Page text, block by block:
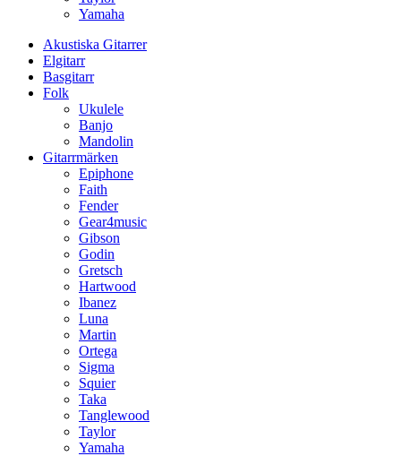
Yamaha
Akustiska Gitarrer
Elgitarr
Basgitarr
Folk
Ukulele
Banjo
Mandolin
Gitarrmärken
Epiphone
Faith
Fender
Gear4music
Gibson
Godin
Gretsch
Hartwood
Ibanez
Luna
Martin
Ortega
Sigma
Squier
Taka
Tanglewood
Taylor
Yamaha